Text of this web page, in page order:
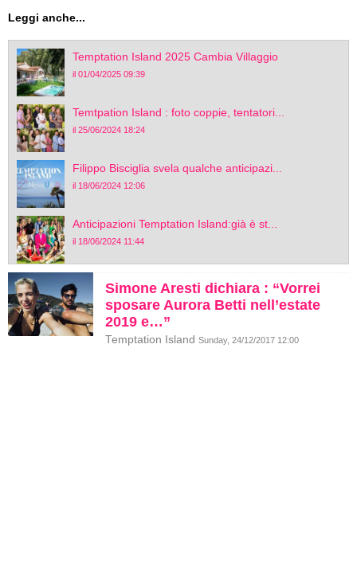
Leggi anche...
Temptation Island 2025 Cambia Villaggio
il 01/04/2025 09:39
Temtpation Island : foto coppie, tentatori...
il 25/06/2024 18:24
Filippo Bisciglia svela qualche anticipazi...
il 18/06/2024 12:06
Anticipazioni Temptation Island:già è st...
il 18/06/2024 11:44
Simone Aresti dichiara : “Vorrei
sposare Aurora Betti nell’estate
2019 e…”
Temptation Island Sunday, 24/12/2017 12:00